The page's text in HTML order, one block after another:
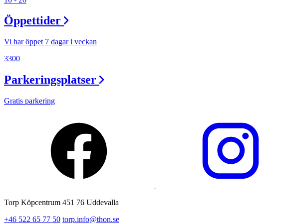
Magasin
Presentkort
Öppettider
Vi har öppet 7 dagar i veckan
3300
Parkeringsplatser
Gratis parkering
Torp Köpcentrum 451 76 Uddevalla
+46 522 65 77 50 torp.info@thon.se